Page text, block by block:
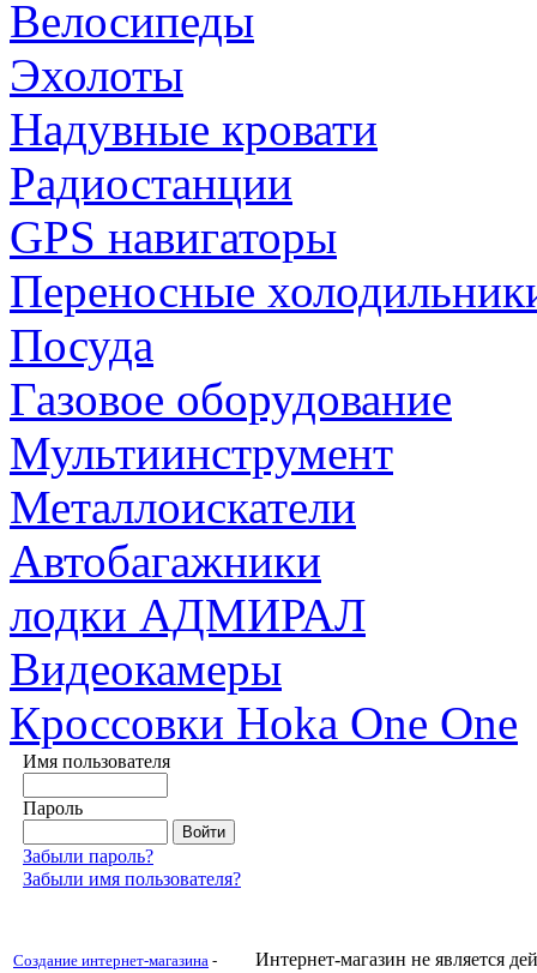
Велосипеды
Эхолоты
Надувные кровати
Радиостанции
GPS навигаторы
Переносные
Посуда
Газовое оборудование
Мультиинструмент
Металлоискатели
Автобагажники
лодки АДМИРАЛ
Видеокамеры
Кроссовки Hoka One One
Имя пользователя
Пароль
Забыли пароль?
Забыли имя пользователя?
Создание интернет-магазина -
Интернет-магазин не является